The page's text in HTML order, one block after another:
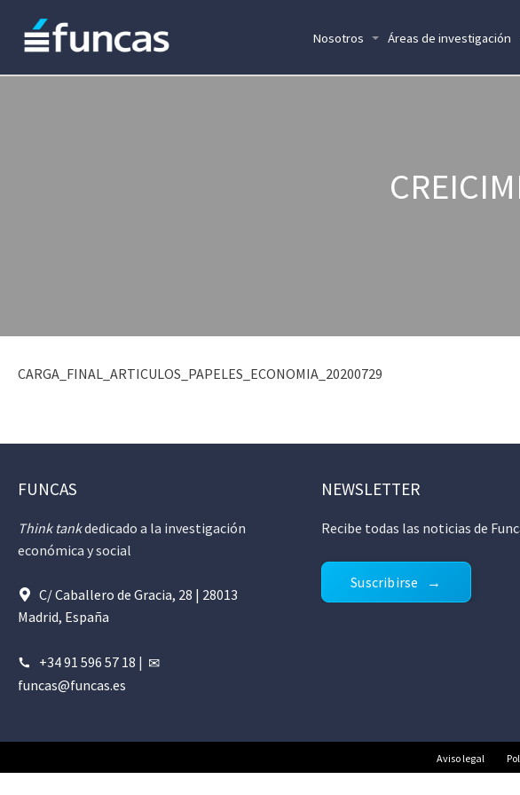
Nosotros Áreas de investigación
CARGA_FINAL_ARTICULOS_PAPELES_ECONOMIA_20200729
FUNCAS
Think tankdedicado a la investigación
económica y social
C/ Caballero de Gracia, 28 | 28013
Madrid, España
+34 91 596 57 18 |
funcas@funcas.es
NEWSLETTER
Recibe todas las noticias de
Suscribirse
Aviso legal